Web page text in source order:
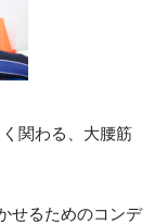
関わる、大腰筋
せるためのコンデ